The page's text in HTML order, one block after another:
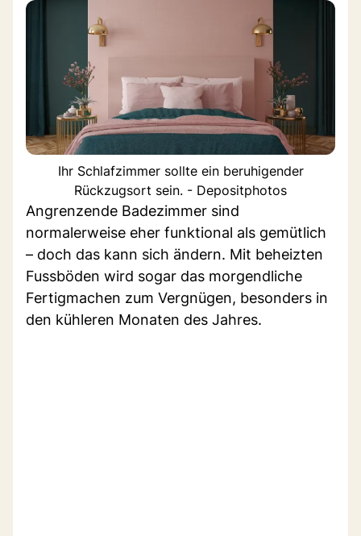
Ihr Schlafzimmer sollte ein beruhigender
Rückzugsort sein. - Depositphotos
Angrenzende Badezimmer sind
normalerweise eher funktional als gemütlich
– doch das kann sich ändern. Mit beheizten
Fussböden wird sogar das morgendliche
Fertigmachen zum Vergnügen, besonders in
den kühleren Monaten des Jahres.